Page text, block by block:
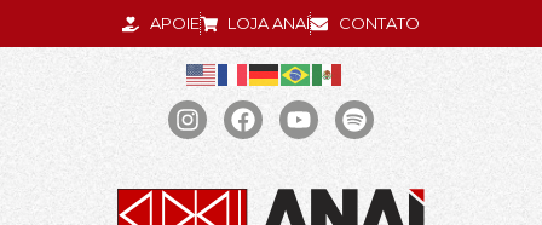
APOIE LOJA ANAÍ CONTATO